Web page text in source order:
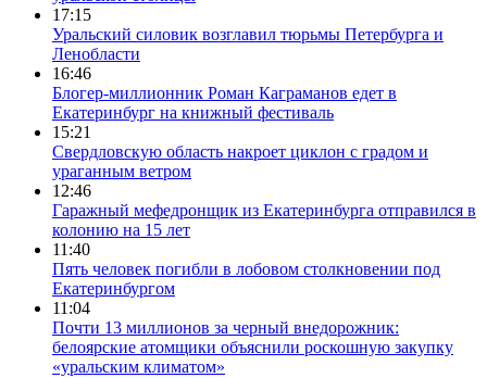
17:15
Уральский силовик возглавил тюрьмы Петербурга и
Ленобласти
16:46
Блогер-миллионник Роман Каграманов едет в
Екатеринбург на книжный фестиваль
15:21
Свердловскую область накроет циклон с градом и
ураганным ветром
12:46
Гаражный мефедронщик из Екатеринбурга отправился в
колонию на 15 лет
11:40
Пять человек погибли в лобовом столкновении под
Екатеринбургом
11:04
Почти 13 миллионов за черный внедорожник:
белоярские атомщики объяснили роскошную закупку
«уральским климатом»